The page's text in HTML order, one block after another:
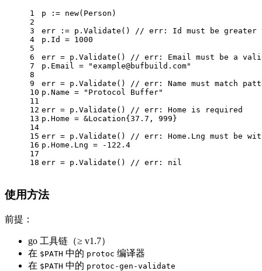
1
2
3
4
5
6
7
8
9
10
11
12
13
14
15
16
17
18
p := new(Person)
err := p.Validate() // err: Id must be greater
p.Id = 1000
err = p.Validate() // err: Email must be a
p.Email =
"example@bufbuild.com"
err = p.Validate() // err: Name must match
p.Name =
"Protocol Buffer"
err = p.Validate() // err: Home is required
p.Home = &Location{ 37.7 , 999 }
err = p.Validate() // err: Home.Lng must be
p.Home.Lng = - 122.4
err = p.Validate() // err: nil
使用方法
前提：
go 工具链（≥ v1.7）
在 $PATH 中的 protoc 编译器
在 $PATH 中的 protoc-gen-validate